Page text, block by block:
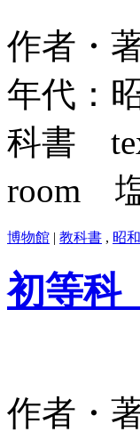
作者・
年代：
科書
room
博物館 | 教科書 , 昭
初等
作者・